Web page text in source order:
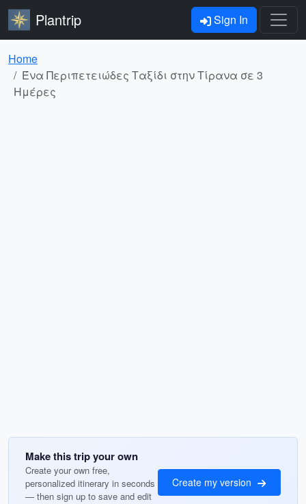
Plantrip Sign In
Home
Ένα Περιπετειώδες Ταξίδι στην Τίρανα σε 3
Ημέρες
Make this trip your own
Create your own free,
personalized itinerary in seconds
— then sign up to save and edit
Create my version